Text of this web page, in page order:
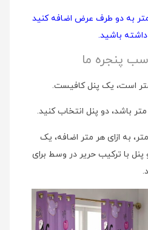
تا ۲۰ سانتی‌متر به دو طرف عرض اضافه کنید
باشید.
پنجره ما
برای پنجره‌های بلندتر از ۲ متر، به ازای هر متر اضافه، یک
پنل با ترکیب حریر در وسط برای